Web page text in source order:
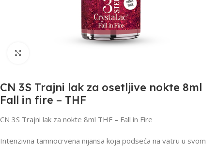
CN 3S Trajni lak za osetljive nokte 8ml
Fall in fire – THF
CN 3S Trajni lak za nokte 8ml THF – Fall in Fire
Intenzivna tamnocrvena nijansa koja podseća na vatru u svom